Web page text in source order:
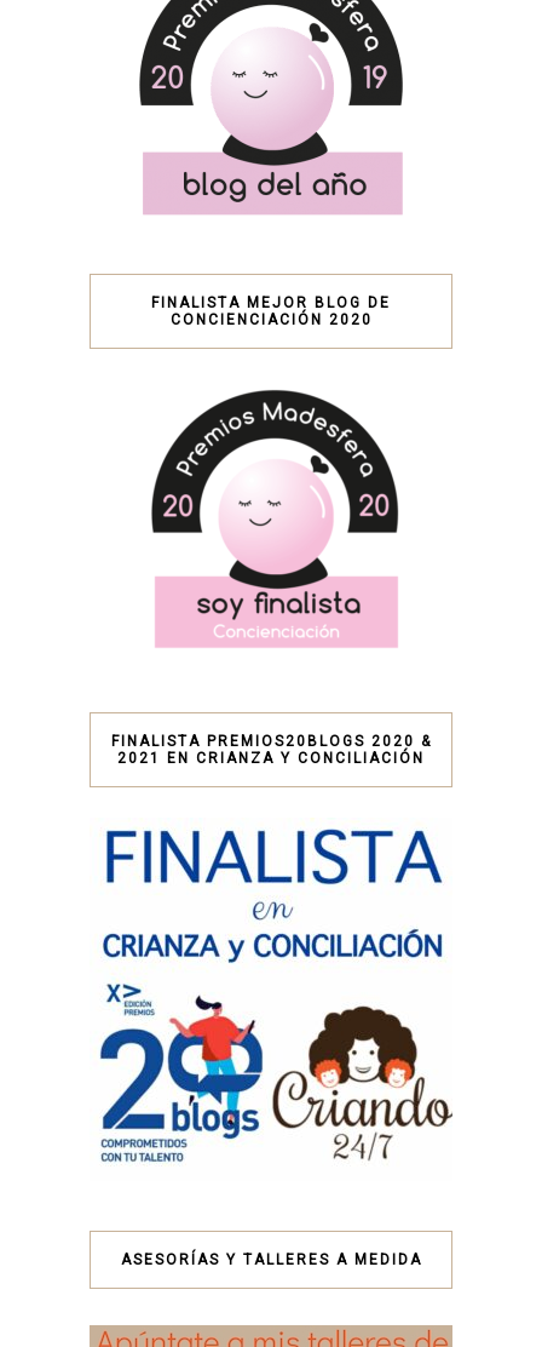
FINALISTA MEJOR BLOG DE
CONCIENCIACIÓN 2020
FINALISTA PREMIOS20BLOGS 2020 &
2021 EN CRIANZA Y CONCILIACIÓN
ASESORÍAS Y TALLERES A MEDIDA